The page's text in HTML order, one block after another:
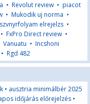
• Revolut review • piacot
• Mukodik uj norma •
elrejelzs •
• FxPro Direct review •
Vanuatu • Incshoni
• Rgd 482
• ausztria minimálbér 2025
időjárás előrejelzés •